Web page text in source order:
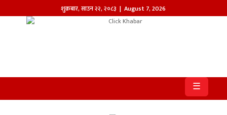
शुक्रबार,साउन२२,२०८३ | August 7, 2026
☰